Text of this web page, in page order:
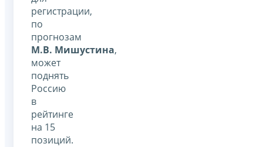
регистрации,
по
прогнозам
М.В. Мишустина,
может
поднять
Россию
в
рейтинге
на 15
позиций.